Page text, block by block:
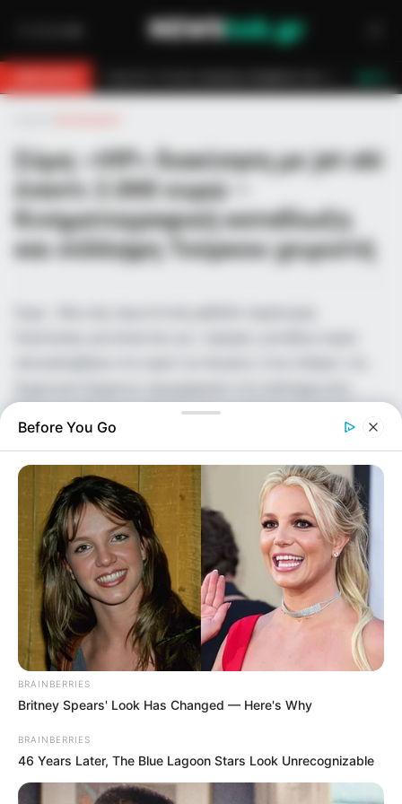
Σύμη: «VIP» διακίνηση με jet ski
έναντι 2.000 ευρώ –
Κινηματογραφική καταδίωξη
και σύλληψη Τούρκου χειριστή
42χρονου Τούρκου υπηκόου που μετέφερε με jet ski
αλλοδαπό στις ακτές της Σύμης. Το…
Επιμέλεια
Σωτήρης Μπαρσάκης
23/07/2025, 12:05 · 12:05 ΜΜ
Before You Go
BRAINBERRIES
Britney Spears' Look Has Changed — Here's Why
BRAINBERRIES
46 Years Later, The Blue Lagoon Stars Look Unrecognizable